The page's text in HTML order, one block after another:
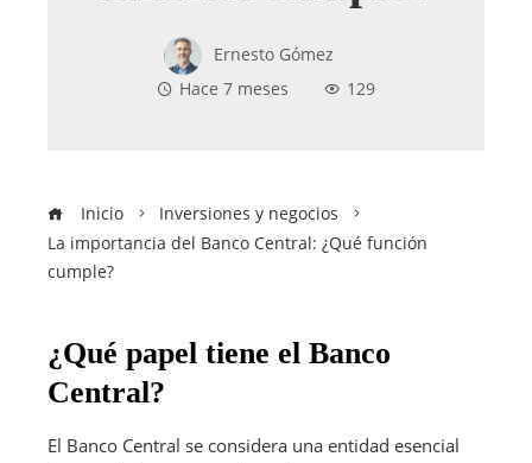
Ernesto Gómez
Hace 7 meses
129
Inicio
Inversiones y negocios
La importancia del Banco Central: ¿Qué función
cumple?
¿Qué papel tiene el Banco
Central?
El Banco Central se considera una entidad esencial